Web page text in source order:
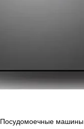
Посудомоечные машины